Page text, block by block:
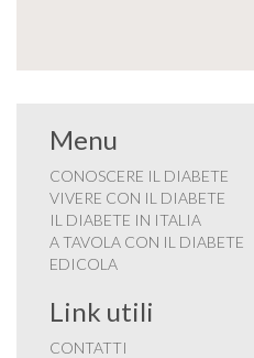
Menu
CONOSCERE IL DIABETE
VIVERE CON IL DIABETE
IL DIABETE IN ITALIA
A TAVOLA CON IL DIABETE
EDICOLA
Link utili
CONTATTI